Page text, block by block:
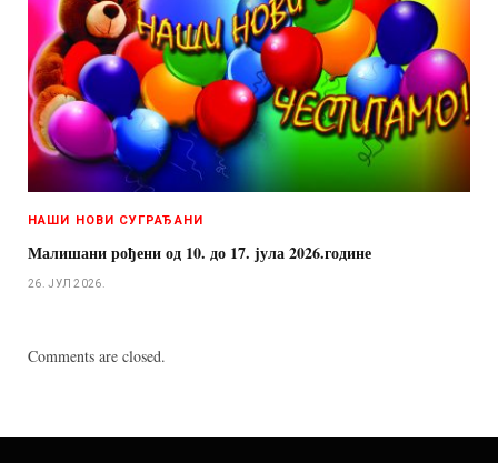
НАШИ НОВИ СУГРАЂАНИ
Малишани рођени од 10. до 17. јула 2026.године
26. ЈУЛ 2026.
Comments are closed.